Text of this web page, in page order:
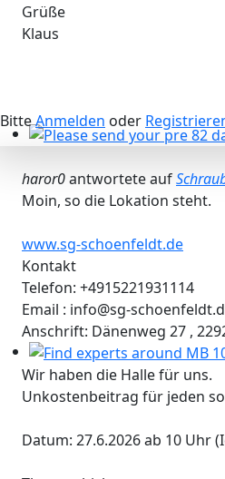
Find experts around MB 107
Grüße
Klaus
BitteAnmelden oder
haror0antwortete auf
Moin, so die Lokation steht.
www.sg-schoenfeldt.de
Kontakt
Telefon: +4915221931114
Email : info@sg-
Anschrift: Dänenweg 27 ,
Wir haben die Halle für uns.
Unkostenbeitrag für jeden
Datum: 27.6.2026 ab 10 Uhr